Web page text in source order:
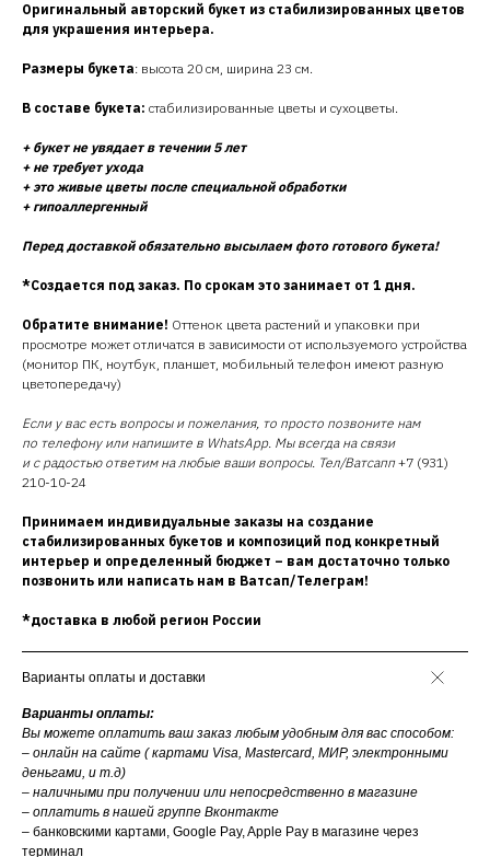
Оригинальный авторский букет из стабилизированных цветов
для украшения интерьера.
Размеры букета: высота 20 см, ширина 23 см.
В составе букета: стабилизированные цветы и сухоцветы.
+ букет не увядает в течении 5 лет
+ не требует ухода
+ это живые цветы после специальной обработки
+ гипоаллергенный
Перед доставкой обязательно высылаем фото готового букета!
*Создается под заказ. По срокам это занимает от 1 дня.
Обратите внимание! Оттенок цвета растений и упаковки при
просмотре может отличатся в зависимости от используемого устройства
(монитор ПК, ноутбук, планшет, мобильный телефон имеют разную
цветопередачу)
Если у вас есть вопросы и пожелания, то просто позвоните нам
по телефону или напишите в WhatsApp. Мы всегда на связи
и с радостью ответим на любые ваши вопросы. Тел/Ватсапп+7 (931)
210-10-24
Принимаем индивидуальные заказы на создание
стабилизированных букетов и композиций под конкретный
интерьер и определенный бюджет – вам достаточно только
позвонить или написать нам в Ватсап/Телеграм!
*доставка в любой регион России
Варианты оплаты и доставки
Варианты оплаты:
Вы можете оплатить ваш заказ любым удобным для вас способом:
– онлайн на сайте ( картами Visa, Mastercard, МИР, электронными
деньгами, и т.д)
– наличными при получении или непосредственно в магазине
– оплатить в нашей группе Вконтакте
– банковскими картами, Google Pay, Apple Pay в магазине через
терминал